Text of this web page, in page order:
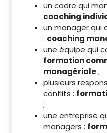
un cadre qui
coaching
un manager qui
: coaching
une équipe qui
formation
managériale;
plusieurs
conflits :
;
une entreprise
managers :